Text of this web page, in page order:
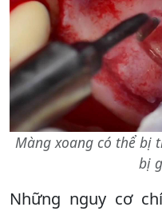
Màng xoang có thể bị
bị
Những nguy cơ